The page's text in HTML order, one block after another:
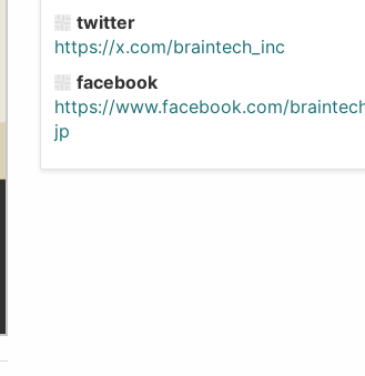
twitter
https://x.com/braintech_inc
facebook
https://www.facebook.com/
jp